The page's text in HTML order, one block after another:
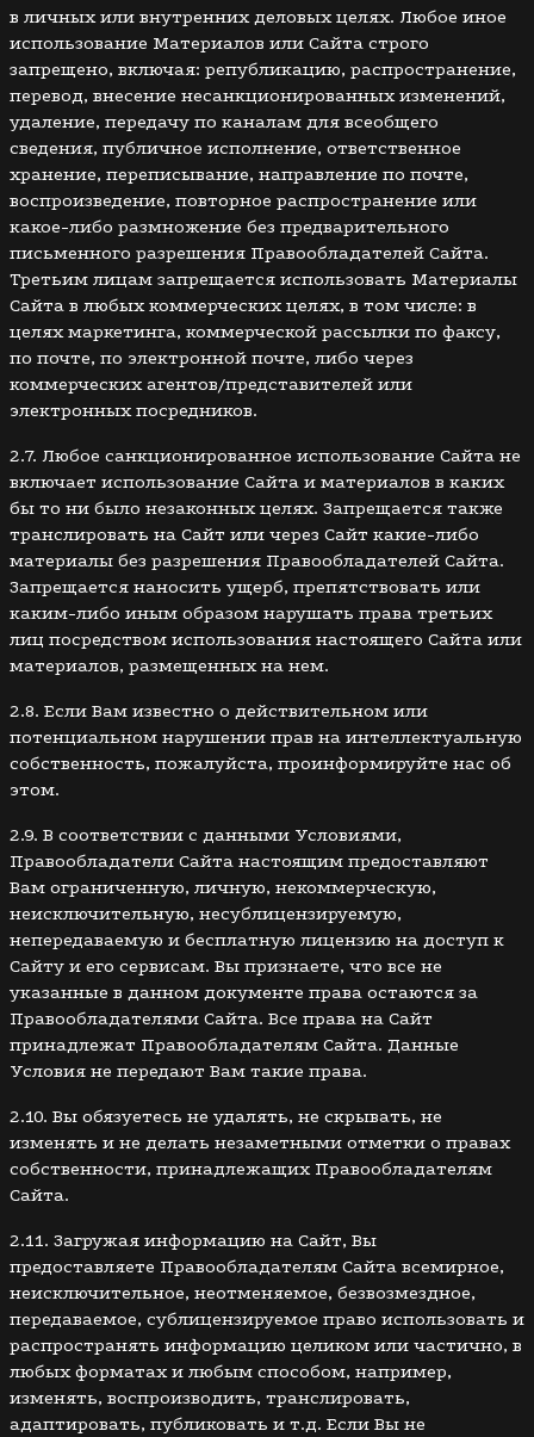
в личных или внутренних деловых целях. Любое иное
использование Материалов или Сайта строго
запрещено, включая: републикацию, распространение,
перевод, внесение несанкционированных изменений,
удаление, передачу по каналам для всеобщего
сведения, публичное исполнение, ответственное
хранение, переписывание, направление по почте,
воспроизведение, повторное распространение или
какое-либо размножение без предварительного
письменного разрешения Правообладателей Сайта.
Третьим лицам запрещается использовать Материалы
Сайта в любых коммерческих целях, в том числе: в
целях маркетинга, коммерческой рассылки по факсу,
по почте, по электронной почте, либо через
коммерческих агентов/представителей или
электронных посредников.
2.7. Любое санкционированное использование Сайта не
включает использование Сайта и материалов в каких
бы то ни было незаконных целях. Запрещается также
транслировать на Сайт или через Сайт какие-либо
материалы без разрешения Правообладателей Сайта.
Запрещается наносить ущерб, препятствовать или
каким-либо иным образом нарушать права третьих
лиц посредством использования настоящего Сайта или
материалов, размещенных на нем.
2.8. Если Вам известно о действительном или
потенциальном нарушении прав на интеллектуальную
собственность, пожалуйста, проинформируйте нас об
этом.
2.9. В соответствии с данными Условиями,
Правообладатели Сайта настоящим предоставляют
Вам ограниченную, личную, некоммерческую,
неисключительную, несублицензируемую,
непередаваемую и бесплатную лицензию на доступ к
Сайту и его сервисам. Вы признаете, что все не
указанные в данном документе права остаются за
Правообладателями Сайта. Все права на Сайт
принадлежат Правообладателям Сайта. Данные
Условия не передают Вам такие права.
2.10. Вы обязуетесь не удалять, не скрывать, не
изменять и не делать незаметными отметки о правах
собственности, принадлежащих Правообладателям
Сайта.
2.11. Загружая информацию на Сайт, Вы
предоставляете Правообладателям Сайта всемирное,
неисключительное, неотменяемое, безвозмездное,
передаваемое, сублицензируемое право использовать и
распространять информацию целиком или частично, в
любых форматах и любым способом, например,
изменять, воспроизводить, транслировать,
адаптировать, публиковать и т.д. Если Вы не